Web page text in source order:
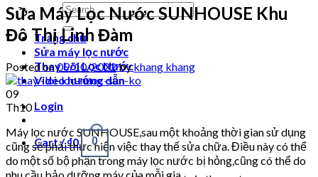
Search
for:
Trang chủ
Sửa máy lọc nước
Thay Lõi Lọc Nước
Video hướng dẫn
Login
Cart /₫0 0
Sửa Máy Lọc Nước SUNHOUSE Khu
Đô Thị Linh Đàm
Posted on09/10/2022bykhang khang
09
Th10
Máy lọc nước SUNHOUSE,sau một khoảng thời gian sử dụng
cũng sẽ phải thực hiện việc thay thế sửa chữa. Điều này có thể
do một số bộ phận trong máy lọc nước bị hỏng,cũng có thể do